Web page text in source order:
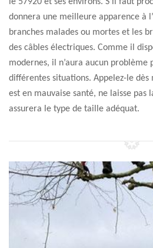
donnera une meilleure apparence à
branches malades ou mortes et les
des câbles électriques. Comme il
modernes, il n’aura aucun problème
différentes situations. Appelez-le
est en mauvaise santé, ne laisse pas
assurera le type de taille adéquat.